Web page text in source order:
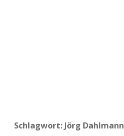
Schlagwort: Jörg Dahlmann